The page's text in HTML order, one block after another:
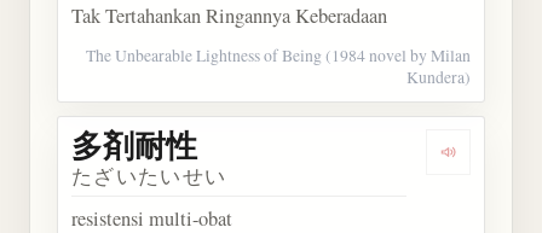
Tak Tertahankan Ringannya Keberadaan
The Unbearable Lightness of Being (1984 novel by Milan
Kundera)
Dengarkan
多剤耐性
たざいたいせい
resistensi multi-obat